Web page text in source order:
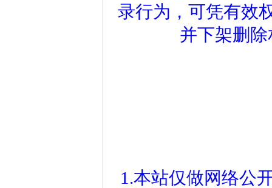
录行为，可凭有效
并下架删
1.本站仅做网络公